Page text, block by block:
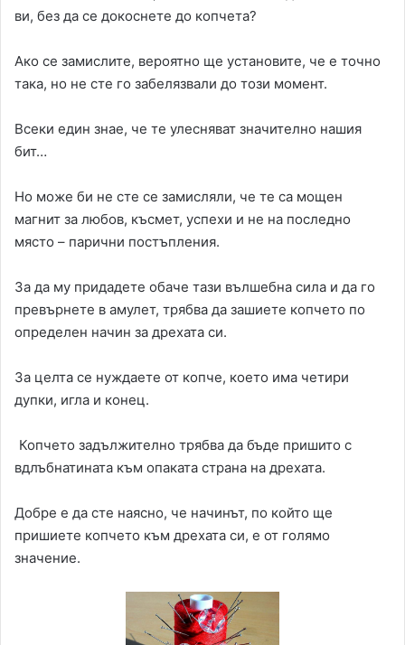
ви, без да се докоснете до копчета?
Ако се замислите, вероятно ще установите, че е точно
така, но не сте го забелязвали до този момент.
Всеки един знае, че те улесняват значително нашия
бит…
Но може би не сте се замисляли, че те са мощен
магнит за любов, късмет, успехи и не на последно
място – парични постъпления.
За да му придадете обаче тази вълшебна сила и да го
превърнете в амулет, трябва да зашиете копчето по
определен начин за дрехата си.
За целта се нуждаете от копче, което има четири
дупки, игла и конец.
Копчето задължително трябва да бъде пришито с
вдлъбнатината към опаката страна на дрехата.
Добре е да сте наясно, че начинът, по който ще
пришиете копчето към дрехата си, е от голямо
значение.